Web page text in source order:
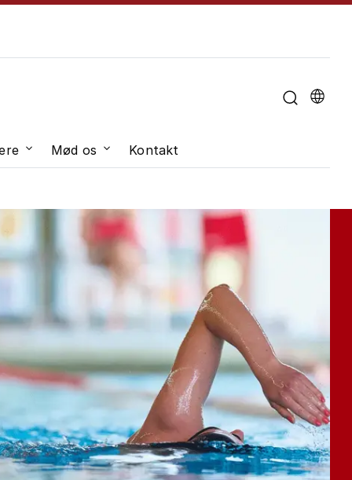
Undermenu til "Job og karriere"
Mød os Undermenu til "Mød os"
Kontakt